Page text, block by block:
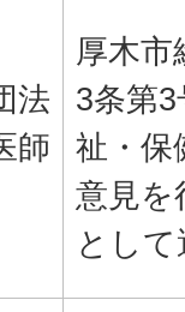
法
師
厚木市
3条第
祉・保
意見を
とし